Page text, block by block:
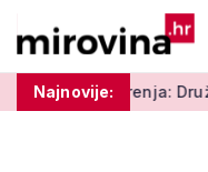
Najnovije:
Druženje,